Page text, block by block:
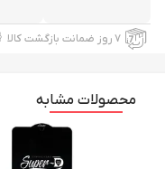
۷ روز ضمانت بازگشت کالا
محصولات مشابه